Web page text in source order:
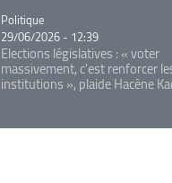
Catégorie
Politique
29/06/2026 - 12:39
Elections législatives : « voter
massivement, c'est renforcer
institutions », plaide Hacène